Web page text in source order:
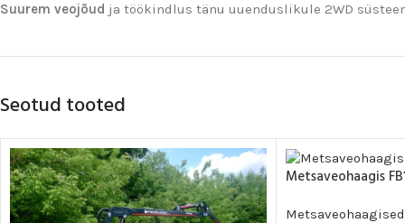
Suurem veojõud ja töökindlus tänu uuenduslikule 2WD
Seotud tooted
Metsaveohaagis
Metsaveohaagised